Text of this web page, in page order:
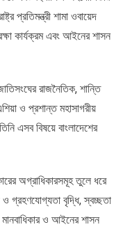
বহুপাক্ষিক
সহযোগিতায়
প্রতিমন্ত্রী শামা ওবায়েদ
কার্যক্রম এবং আইনের শাসন
রাজনৈতিক, শান্তি
ও প্রশান্ত মহাসাগরীয়
এসব বিষয়ে বাংলাদেশের
অগ্রাধিকারসমূহ তুলে ধরে
ও গ্রহণযোগ্যতা বৃদ্ধি, স্বচ্ছতা
ও আইনের শাসন